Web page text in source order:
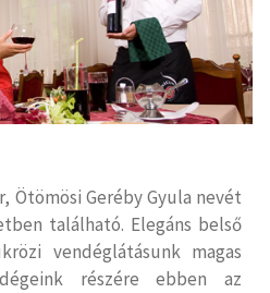
Geréby Gyula nevét
található. Elegáns belső
vendéglátásunk magas
részére ebben az